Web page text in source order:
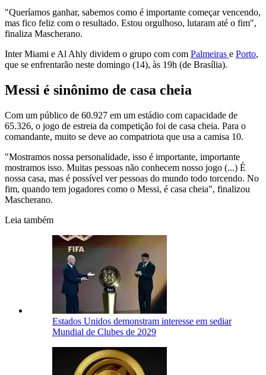
"Queríamos ganhar, sabemos como é importante começar vencendo,
mas fico feliz com o resultado. Estou orgulhoso, lutaram até o fim",
finaliza Mascherano.
Inter Miami e Al Ahly dividem o grupo com com Palmeiras e Porto,
que se enfrentarão neste domingo (14), às 19h (de Brasília).
Messi é sinônimo de casa cheia
Com um público de 60.927 em um estádio com capacidade de
65.326, o jogo de estreia da competição foi de casa cheia. Para o
comandante, muito se deve ao compatriota que usa a camisa 10.
"Mostramos nossa personalidade, isso é importante, importante
mostramos isso. Muitas pessoas não conhecem nosso jogo (...) É
nossa casa, mas é possível ver pessoas do mundo todo torcendo. No
fim, quando tem jogadores como o Messi, é casa cheia", finalizou
Mascherano.
Leia também
Estados Unidos demonstram interesse em sediar
Mundial de Clubes de 2029